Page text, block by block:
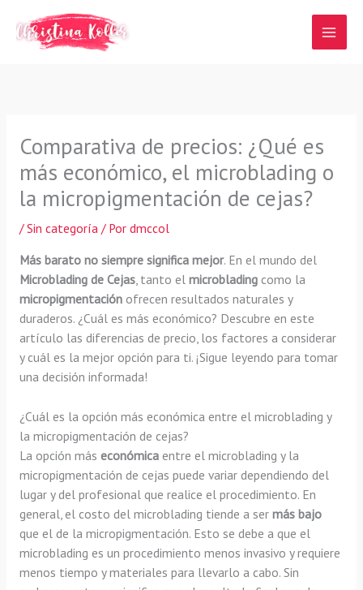
contenido
Comparativa de precios: ¿Qué es
más económico, el microblading o
la micropigmentación de cejas?
/Sin categoría/ Por dmccol
Más barato no siempre significa mejor. En el mundo del
Microblading de Cejas, tanto el microbladingcomo la
micropigmentaciónofrecen resultados naturales y
duraderos. ¿Cuál es más económico? Descubre en este
artículo las diferencias de precio, los factores a considerar
y cuál es la mejor opción para ti. ¡Sigue leyendo para tomar
una decisión informada!
¿Cuál es la opción más económica entre el microblading y
la micropigmentación de cejas?
La opción más económicaentre el microblading y la
micropigmentación de cejas puede variar dependiendo del
lugar y del profesional que realice el procedimiento. En
general, el costo del microblading tiende a sermás bajo
que el de la micropigmentación. Esto se debe a que el
microblading es un procedimiento menos invasivo y requiere
menos tiempo y materiales para llevarlo a cabo. Sin